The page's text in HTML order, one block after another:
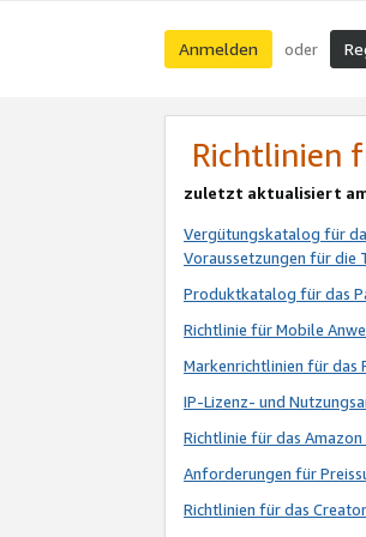
Anmelden oder
Richtlinien
zuletzt aktualisiert
Vergütungskatalog für
Voraussetzungen für die
Produktkatalog für das
Richtlinie für Mobile
Markenrichtlinien für das
IP-Lizenz- und
Richtlinie für das
Anforderungen für
Richtlinien für das